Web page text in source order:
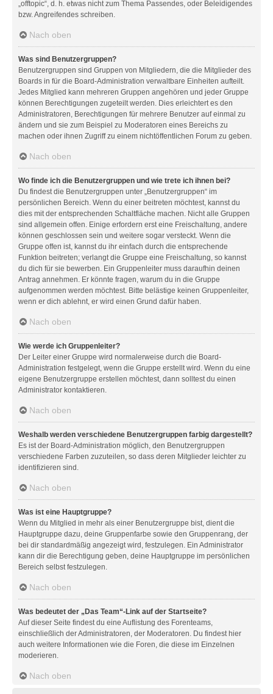
„offtopic“, d. h. etwas nicht zum Thema Passendes, oder Beleidigendes
bzw. Angreifendes schreiben.
Nach oben
Was sind Benutzergruppen?
Benutzergruppen sind Gruppen von Mitgliedern, die die Mitglieder des
Boards in für die Board-Administration verwaltbare Einheiten aufteilt.
Jedes Mitglied kann mehreren Gruppen angehören und jeder Gruppe
können Berechtigungen zugeteilt werden. Dies erleichtert es den
Administratoren, Berechtigungen für mehrere Benutzer auf einmal zu
ändern und sie zum Beispiel zu Moderatoren eines Bereichs zu
machen oder ihnen Zugriff zu einem nichtöffentlichen Forum zu geben.
Nach oben
Wo finde ich die Benutzergruppen und wie trete ich ihnen bei?
Du findest die Benutzergruppen unter „Benutzergruppen“ im
persönlichen Bereich. Wenn du einer beitreten möchtest, kannst du
dies mit der entsprechenden Schaltfläche machen. Nicht alle Gruppen
sind allgemein offen. Einige erfordern erst eine Freischaltung, andere
können geschlossen sein und weitere sogar versteckt. Wenn die
Gruppe offen ist, kannst du ihr einfach durch die entsprechende
Funktion beitreten; verlangt die Gruppe eine Freischaltung, so kannst
du dich für sie bewerben. Ein Gruppenleiter muss daraufhin deinen
Antrag annehmen. Er könnte fragen, warum du in die Gruppe
aufgenommen werden möchtest. Bitte belästige keinen Gruppenleiter,
wenn er dich ablehnt, er wird einen Grund dafür haben.
Nach oben
Wie werde ich Gruppenleiter?
Der Leiter einer Gruppe wird normalerweise durch die Board-
Administration festgelegt, wenn die Gruppe erstellt wird. Wenn du eine
eigene Benutzergruppe erstellen möchtest, dann solltest du einen
Administrator kontaktieren.
Nach oben
Weshalb werden verschiedene Benutzergruppen farbig dargestellt?
Es ist der Board-Administration möglich, den Benutzergruppen
verschiedene Farben zuzuteilen, so dass deren Mitglieder leichter zu
identifizieren sind.
Nach oben
Was ist eine Hauptgruppe?
Wenn du Mitglied in mehr als einer Benutzergruppe bist, dient die
Hauptgruppe dazu, deine Gruppenfarbe sowie den Gruppenrang, der
bei dir standardmäßig angezeigt wird, festzulegen. Ein Administrator
kann dir die Berechtigung geben, deine Hauptgruppe im persönlichen
Bereich selbst festzulegen.
Nach oben
Was bedeutet der „Das Team“-Link auf der Startseite?
Auf dieser Seite findest du eine Auflistung des Forenteams,
einschließlich der Administratoren, der Moderatoren. Du findest hier
auch weitere Informationen wie die Foren, die diese im Einzelnen
moderieren.
Nach oben